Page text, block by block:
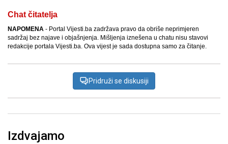
Chat čitatelja
NAPOMENA - Portal Vijesti.ba zadržava pravo da obriše neprimjeren
sadržaj bez najave i objašnjenja. Mišljenja iznešena u chatu nisu stavovi
redakcije portala Vijesti.ba. Ova vijest je sada dostupna samo za čitanje.
Pridruži se diskusiji
Izdvajamo